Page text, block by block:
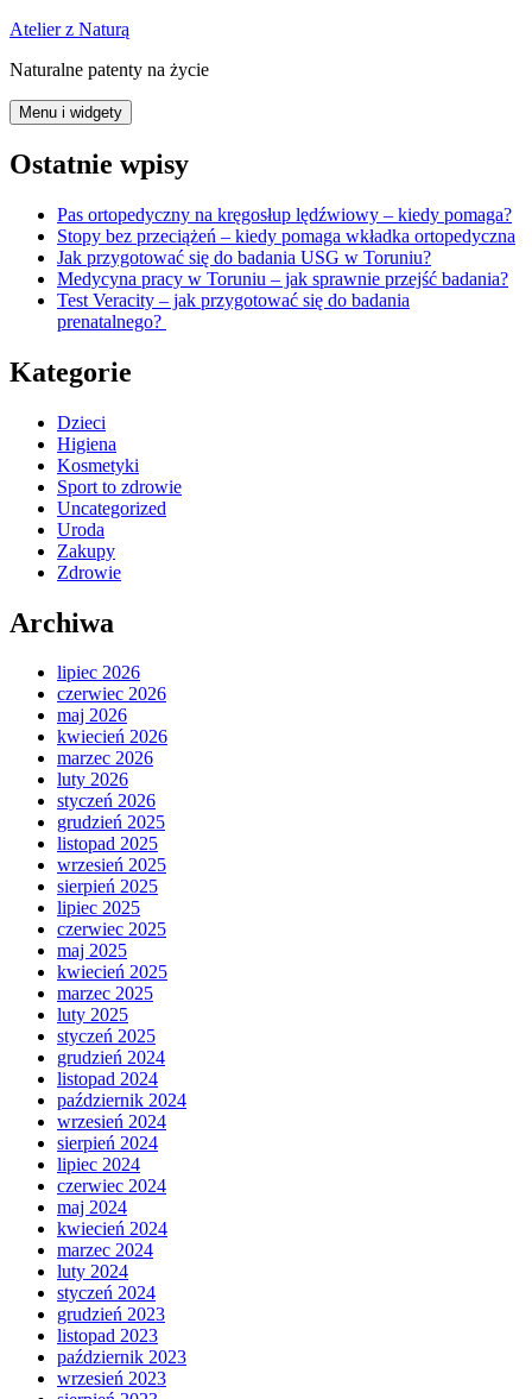
Przejdź
treści
Atelier z Naturą
Naturalne patenty na życie
Menu i widgety
Ostatnie wpisy
Pas ortopedyczny na kręgosłup lędźwiowy – kiedy pomaga?
Stopy bez przeciążeń – kiedy pomaga wkładka ortopedyczna
Jak przygotować się do badania USG w Toruniu?
Medycyna pracy w Toruniu – jak sprawnie przejść badania?
Test Veracity – jak przygotować się do badania
prenatalnego?
Kategorie
Dzieci
Higiena
Kosmetyki
Sport to zdrowie
Uncategorized
Uroda
Zakupy
Zdrowie
Archiwa
lipiec 2026
czerwiec 2026
maj 2026
kwiecień 2026
marzec 2026
luty 2026
styczeń 2026
grudzień 2025
listopad 2025
wrzesień 2025
sierpień 2025
lipiec 2025
czerwiec 2025
maj 2025
kwiecień 2025
marzec 2025
luty 2025
styczeń 2025
grudzień 2024
listopad 2024
październik 2024
wrzesień 2024
sierpień 2024
lipiec 2024
czerwiec 2024
maj 2024
kwiecień 2024
marzec 2024
luty 2024
styczeń 2024
grudzień 2023
listopad 2023
październik 2023
wrzesień 2023